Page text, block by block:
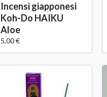
Incensi giapponesi
Koh-Do HAIKU
Aloe
5,00 €